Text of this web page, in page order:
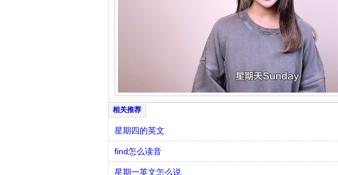
星期四的英文
find怎么读音
星期一英文怎么说